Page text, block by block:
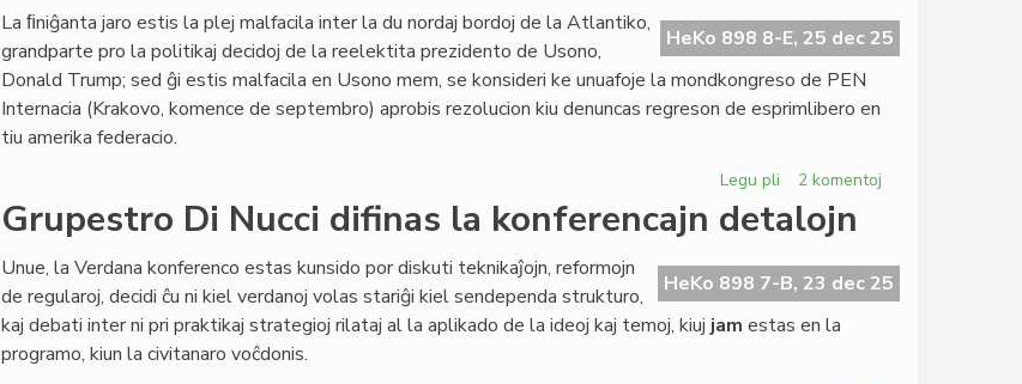
por
la
HeKo 898 8-E, 25 dec 25
La ﬁniĝanta jaro estis la plej malfacila inter la du nordaj bordoj de la Atlantiko,
grandparte pro la politikaj decidoj de la reelektita prezidento de Usono,
Donald Trump; sed ĝi estis malfacila en Usono mem, se konsideri ke unuafoje la mondkongreso de PEN
Internacia (Krakovo, komence de septembro) aprobis rezolucion kiu denuncas regreson de esprimlibero en
tiu amerika federacio.
Legu pli
2025:
la
malfacila
jaro
ĉe
2 komentoj
Grupestro Di Nucci difinas la konferencajn detalojn
HeKo 898 7-B, 23 dec 25
Unue, la Verdana konferenco estas kunsido por diskuti teknikaĵojn, reformojn
de regularoj, decidi ĉu ni kiel verdanoj volas stariĝi kiel sendependa strukturo,
kaj debati inter ni pri praktikaj strategioj rilataj al la aplikado de la ideoj kaj temoj, kiuj jam estas en la
programo, kiun la civitanaro voĉdonis.